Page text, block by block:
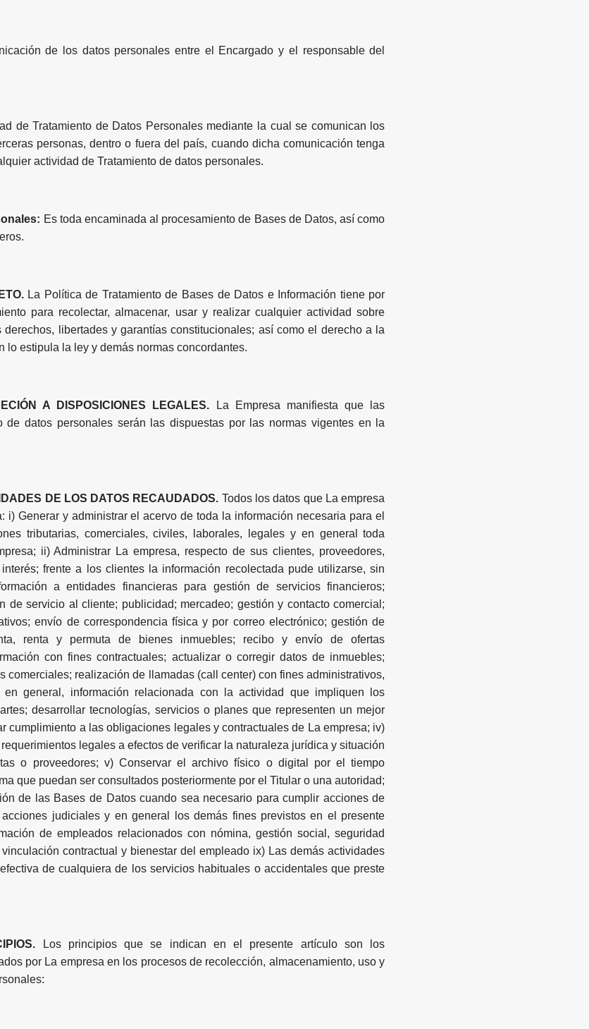
de los datos personales entre el Encargado y el responsable del
de Tratamiento de Datos Personales mediante la cual se comunican los
personas, dentro o fuera del país, cuando dicha comunicación tenga
actividad de Tratamiento de datos personales.
Es toda encaminada al procesamiento de Bases de Datos, así como
La Política de Tratamiento de Bases de Datos e Información tiene por
para recolectar, almacenar, usar y realizar cualquier actividad sobre
libertades y garantías constitucionales; así como el derecho a la
lo estipula la ley y demás normas concordantes.
A DISPOSICIONES LEGALES.
La Empresa manifiesta que las
de datos personales serán las dispuestas por las normas vigentes en la
DE LOS DATOS RECAUDADOS. Todos los datos que La empresa
i) Generar y administrar el acervo de toda la información necesaria para el
tributarias, comerciales, civiles, laborales, legales y en general toda
ii) Administrar La empresa, respecto de sus clientes, proveedores,
frente a los clientes la información recolectada pude utilizarse, sin
a entidades financieras para gestión de servicios financieros;
de servicio al cliente; publicidad; mercadeo; gestión y contacto comercial;
envío de correspondencia física y por correo electrónico; gestión de
renta y permuta de bienes inmuebles; recibo y envío de ofertas
con fines contractuales; actualizar o corregir datos de inmuebles;
comerciales; realización de llamadas (call center) con fines administrativos,
general, información relacionada con la actividad que impliquen los
desarrollar tecnologías, servicios o planes que representen un mejor
cumplimiento a las obligaciones legales y contractuales de La empresa; iv)
legales a efectos de verificar la naturaleza jurídica y situación
o proveedores; v) Conservar el archivo físico o digital por el tiempo
que puedan ser consultados posteriormente por el Titular o una autoridad;
de las Bases de Datos cuando sea necesario para cumplir acciones de
judiciales y en general los demás fines previstos en el presente
de empleados relacionados con nómina, gestión social, seguridad
contractual y bienestar del empleado ix) Las demás actividades
de cualquiera de los servicios habituales o accidentales que preste
Los principios que se indican en el presente artículo son los
por La empresa en los procesos de recolección, almacenamiento, uso y